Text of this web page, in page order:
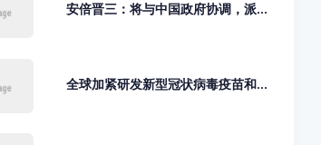
安倍晋三：将与中国政府协调，派...
全球加紧研发新型冠状病毒疫苗和...